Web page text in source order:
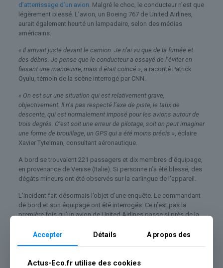
d’atterrissage d’un avion . Malgré le choc, le conducteur n’est que
légèrement blessé. L’avion, un Boeing 767 de United Airlines,
aurait également heurté un lampadaire, selon des médias
américains.
« Il arrivait juste devant le camion. Je n’ai vu que de la fumée et
des débris. Je pense que le conducteur a essayé de l’éviter en
faisant une manœuvre, mais il était coincé » , a raconté Patrick
Oyulu, témoin de la scène interrogé par CNN.
« On est sur une situation qui est relativement grave,
objectivement. Il n’a pas respecté l’axe de piste, le taux de
descente, qui est normalement imposé pour les avions autour de
trois degrés. C’est soit une erreur de pilotage, soit on peut imaginer
une forme de brouillage, un GPS qui a été moins précis » , éclaire
Xavier Tytelman, consultant aéronautique.
A bord se trouvaient 221 passagers et dix membres d’équipage,
en provenance de Venise (Italie). Si personne n’a été blessé, des
dégâts mineurs ont été observés sur la carlingue de l’appareil.
L’incident fait désormais l’objet d’une enquête. Le commandant
de bord et son équipage ont été interrogés. Ce n’est pas la
première fois qu’un avion de United Airlines passe si près de la
similaire et particulièrement effrayante.
Accepter Détails A propos des
Actus-Eco.fr utilise des cookies